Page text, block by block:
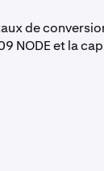
de
NODE et la